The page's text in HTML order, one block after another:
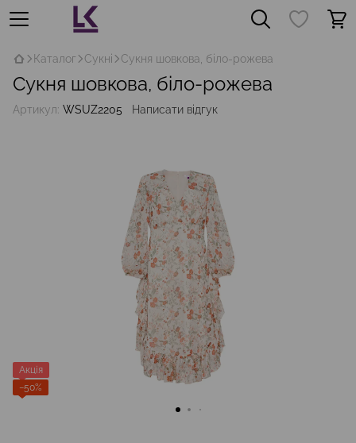
Каталог Сукні Сукня шовкова, біло-рожева
Сукня шовкова, біло-рожева
Артикул: WSUZ2205 Написати відгук
Акція
−50%